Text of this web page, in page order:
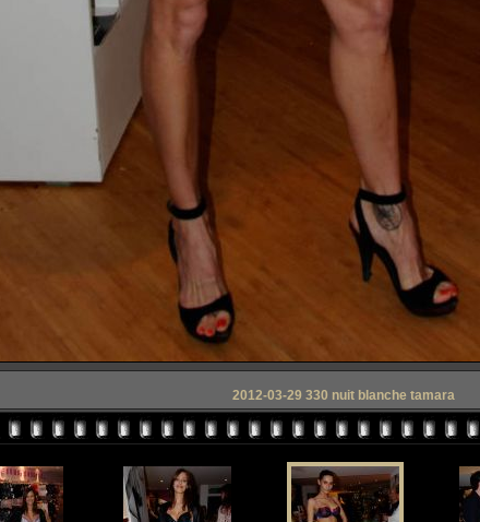
2012-03-29 330 nuit blanche tamara